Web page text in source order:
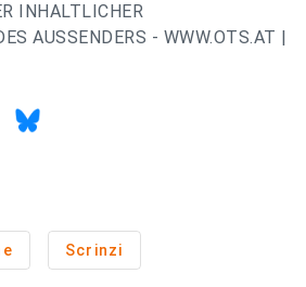
INHALTLICHER
AUSSENDERS - WWW.OTS.AT |
Scrinzi